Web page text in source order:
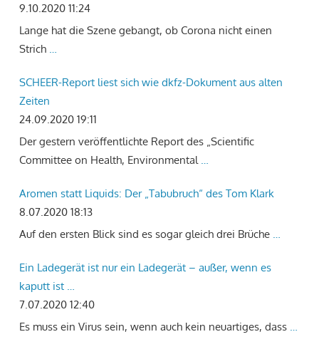
9.10.2020 11:24
Lange hat die Szene gebangt, ob Corona nicht einen
Strich …
SCHEER-Report liest sich wie dkfz-Dokument aus alten
Zeiten
24.09.2020 19:11
Der gestern veröffentlichte Report des „Scientific
Committee on Health, Environmental …
Aromen statt Liquids: Der „Tabubruch“ des Tom Klark
8.07.2020 18:13
Auf den ersten Blick sind es sogar gleich drei Brüche …
Ein Ladegerät ist nur ein Ladegerät – außer, wenn es
kaputt ist …
7.07.2020 12:40
Es muss ein Virus sein, wenn auch kein neuartiges, dass …